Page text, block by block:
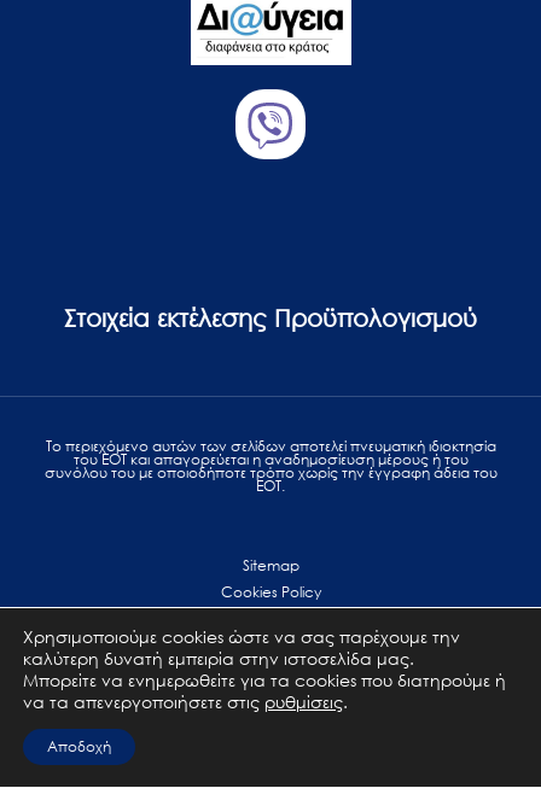
Στοιχεία εκτέλεσης Προϋπολογισμού
Το περιεχόμενο αυτών των σελίδων αποτελεί πvευματική ιδιοκτησία
του ΕΟΤ και απαγορεύεται η αναδημοσίευση μέρους ή του
συνόλου του με οποιοδήποτε τρόπο χωρίς την έγγραφη άδεια του
ΕΟΤ.
Sitemap
Cookies Policy
Terms of use
Επικοινωνία
Χρησιμοποιούμε cookies ώστε να σας παρέχουμε την
καλύτερη δυνατή εμπειρία στην ιστοσελίδα μας.
Μπορείτε να ενημερωθείτε για τα cookies που διατηρούμε ή
να τα απενεργοποιήσετε στις ρυθμίσεις.
Αποδοχή